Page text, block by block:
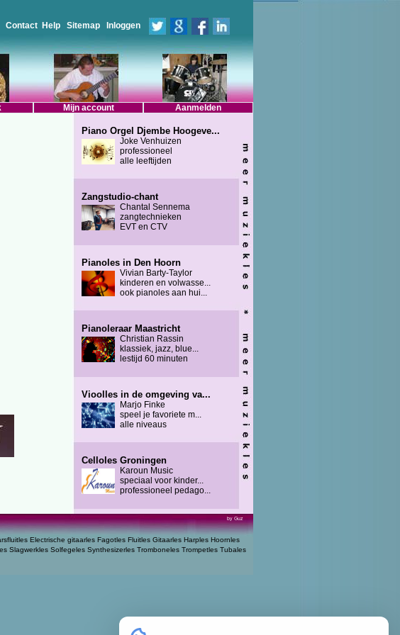
Contact Help Sitemap Inloggen
Mijn account Aanmelden
Piano Orgel Djembe Hoogeve...
Joke Venhuizen
professioneel
alle leeftijden
Zangstudio-chant
Chantal Sennema
zangtechnieken
EVT en CTV
Pianoles in Den Hoorn
Vivian Barty-Taylor
kinderen en volwasse...
ook pianoles aan hui...
Pianoleraar Maastricht
Christian Rassin
klassiek, jazz, blue...
lestijd 60 minuten
Vioolles in de omgeving va...
Marjo Finke
speel je favoriete m...
alle niveaus
Celloles Groningen
Karoun Music
speciaal voor kinder...
professioneel pedago...
by Guz
Electrische gitaarles Fagotles Fluitles Gitaarles Harples Hoornles
Slagwerkles Solfegeles Synthesizerles Tromboneles Trompetles Tubales